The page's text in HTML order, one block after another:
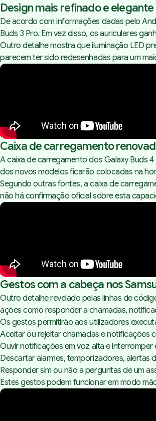
Design mais refinado e elegante
De acordo com informações dadas pelo
Buds 3 Pro. Em vez disso, os auriculares
Outro detalhe mostra que iluminação LED
parecem ter sido redesenhadas para um
Caixa de carregamento
A caixa de carregamento dos Galaxy Buds
dos novos modelos ficarão colocadas na
Segundo outras fontes, a caixa de
não há confirmação oficial sobre esta
Gestos com a cabeça nos
Outro detalhe revelado pelas linhas de
ações como responder a chamadas,
Os gestos permitirão aos utilizadores
Aceitar ou rejeitar chamadas e notificações
Ouvir notificações em voz alta e interromper
Descartar alarmes, temporizadores, alertas
Responder sim ou não a perguntas de um
Estes gestos podem funcionar em modo